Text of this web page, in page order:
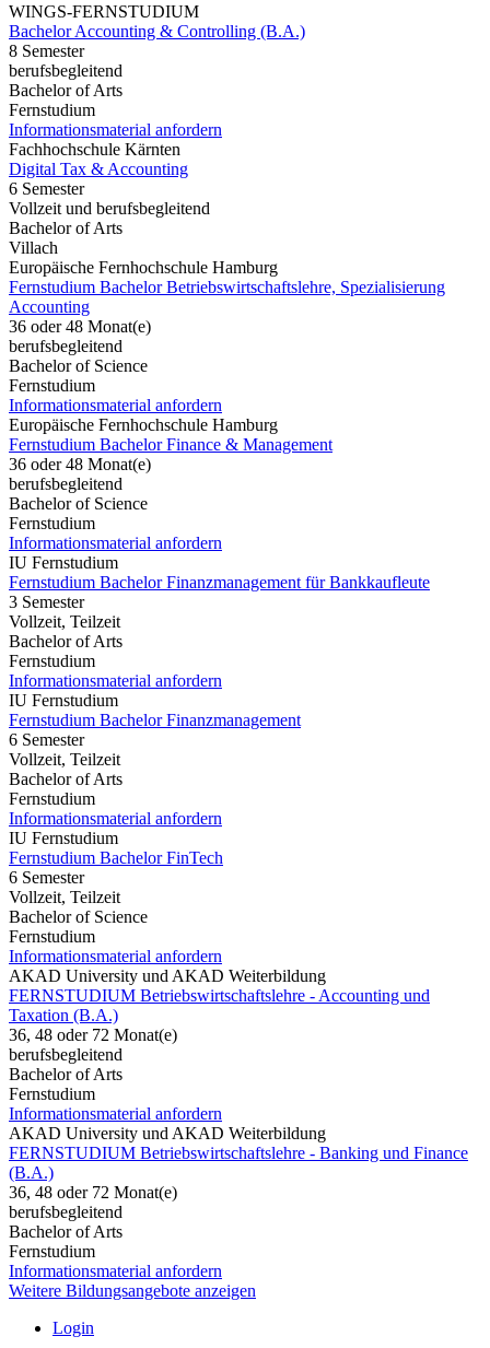
WINGS-FERNSTUDIUM
Bachelor Accounting & Controlling (B.A.)
8 Semester
berufsbegleitend
Bachelor of Arts
Fernstudium
Informationsmaterial anfordern
Fachhochschule Kärnten
Digital Tax & Accounting
6 Semester
Vollzeit und berufsbegleitend
Bachelor of Arts
Villach
Europäische Fernhochschule Hamburg
Fernstudium Bachelor Betriebswirtschaftslehre, Spezialisierung
Accounting
36 oder 48 Monat(e)
berufsbegleitend
Bachelor of Science
Fernstudium
Informationsmaterial anfordern
Europäische Fernhochschule Hamburg
Fernstudium Bachelor Finance & Management
36 oder 48 Monat(e)
berufsbegleitend
Bachelor of Science
Fernstudium
Informationsmaterial anfordern
IU Fernstudium
Fernstudium Bachelor Finanzmanagement für Bankkaufleute
3 Semester
Vollzeit, Teilzeit
Bachelor of Arts
Fernstudium
Informationsmaterial anfordern
IU Fernstudium
Fernstudium Bachelor Finanzmanagement
6 Semester
Vollzeit, Teilzeit
Bachelor of Arts
Fernstudium
Informationsmaterial anfordern
IU Fernstudium
Fernstudium Bachelor FinTech
6 Semester
Vollzeit, Teilzeit
Bachelor of Science
Fernstudium
Informationsmaterial anfordern
AKAD University und AKAD Weiterbildung
FERNSTUDIUM Betriebswirtschaftslehre - Accounting und
Taxation (B.A.)
36, 48 oder 72 Monat(e)
berufsbegleitend
Bachelor of Arts
Fernstudium
Informationsmaterial anfordern
AKAD University und AKAD Weiterbildung
FERNSTUDIUM Betriebswirtschaftslehre - Banking und Finance
(B.A.)
36, 48 oder 72 Monat(e)
berufsbegleitend
Bachelor of Arts
Fernstudium
Informationsmaterial anfordern
Weitere Bildungsangebote anzeigen
Login